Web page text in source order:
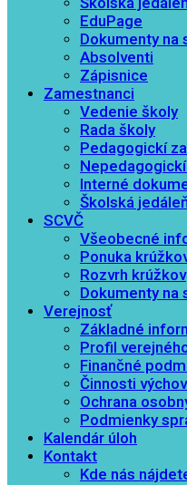
EduPage
Dokumenty na
Absolventi
Zápisnice
Zamestnanci
Vedenie školy
Rada školy
Pedagogickí
Interné
Školská
SCVČ
Všeobecné
Ponuka
Rozvrh krúžkov
Dokumenty na
Verejnosť
Základné
Profil
Finančné
Činnosti
Ochrana
Podmienky
Kalendár úloh
Kontakt
Kde nás